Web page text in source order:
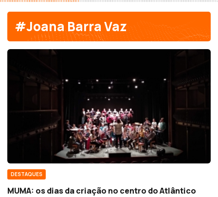
#Joana Barra Vaz
DESTAQUES
MUMA: os dias da criação no centro do Atlântico